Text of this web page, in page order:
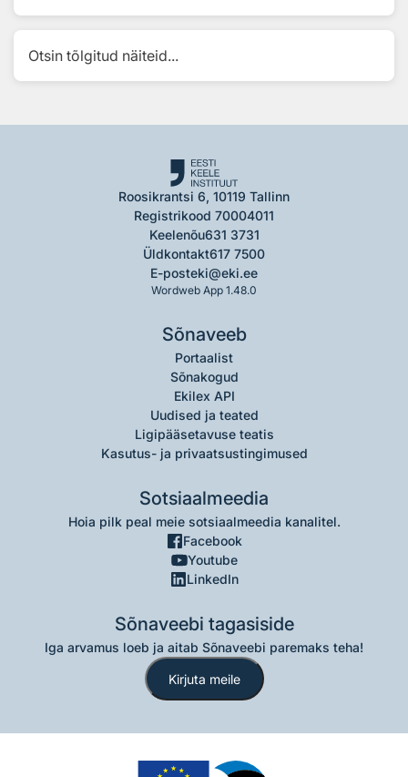
Otsin tõlgitud näiteid...
Roosikrantsi 6, 10119 Tallinn
Registrikood 70004011
Keelenõu631 3731
Üldkontakt617 7500
E-posteki@eki.ee
Wordweb App 1.48.0
Sõnaveeb
Portaalist
Sõnakogud
Ekilex API
Uudised ja teated
Ligipääsetavuse teatis
Kasutus- ja privaatsustingimused
Sotsiaalmeedia
Hoia pilk peal meie sotsiaalmeedia kanalitel.
Facebook
Youtube
LinkedIn
Sõnaveebi tagasiside
Iga arvamus loeb ja aitab Sõnaveebi paremaks teha!
Kirjuta meile